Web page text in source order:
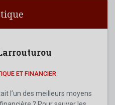
ET FINANCIER
l’un des meilleurs moyens